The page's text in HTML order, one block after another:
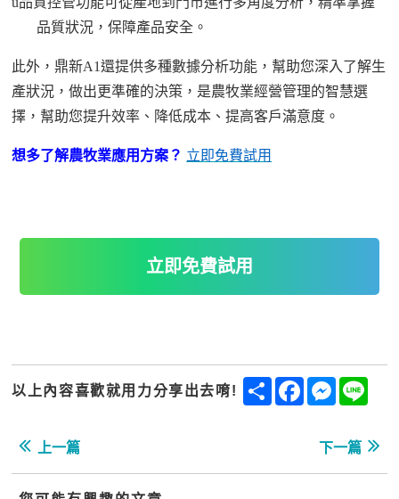
品質狀況，保障產品安全。
此外，鼎新A1還提供多種數據分析功能，幫助您深入了解生
產狀況，做出更準確的決策 ， 是農牧業經營管理的智慧選
擇，幫助您提升效率、降低成本、提高客戶滿意度。
想多了解農牧業應用方案 ？ 立即免費試用
立即免費試用
以上內容喜歡就用力分享出去唷! ShareFacebook
上一篇 下一篇